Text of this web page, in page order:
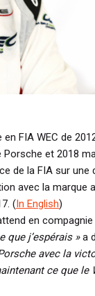
FIA WEC de
et 2018
de la FIA sur une
avec la marque
(In English)
en
que j’espérais »a
avec la
ce que le